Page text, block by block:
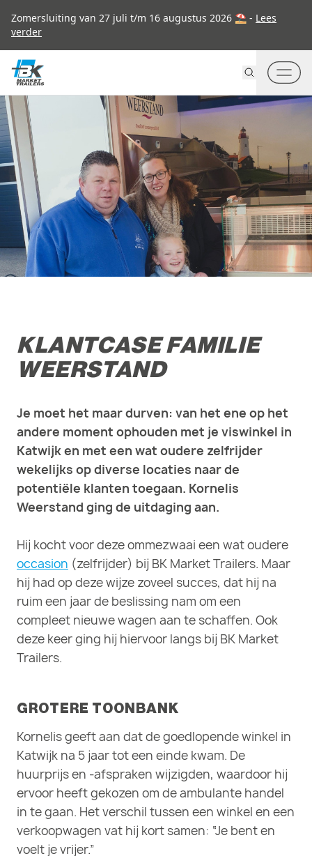
Zomersluiting van 27 juli t/m 16 augustus 2026 ⛱ - Lees
verder
KLANTCASE FAMILIE
WEERSTAND
Je moet het maar durven: van het ene op het
andere moment ophouden met je viswinkel in
Katwijk en met een wat oudere zelfrijder
wekelijks op diverse locaties naar de
potentiële klanten toegaan. Kornelis
Weerstand ging de uitdaging aan.
Hij kocht voor deze ommezwaai een wat oudere
occasion (zelfrijder) bij BK Market Trailers. Maar
hij had op deze wijze zoveel succes, dat hij na
ruim een jaar de beslissing nam om een
compleet nieuwe wagen aan te schaffen. Ook
deze keer ging hij hiervoor langs bij BK Market
Trailers.
GROTERE TOONBANK
Kornelis geeft aan dat de goedlopende winkel in
Katwijk na 5 jaar tot een einde kwam. De
huurprijs en -afspraken wijzigden, waardoor hij
ervoor heeft gekozen om de ambulante handel
in te gaan. Het verschil tussen een winkel en een
verkoopwagen vat hij kort samen: “Je bent en
voelt je vrijer.”